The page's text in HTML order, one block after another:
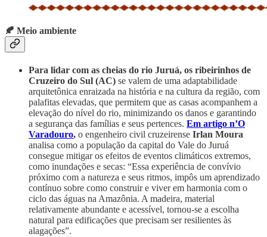
🍂 Meio ambiente
Para lidar com as cheias do rio Juruá, os ribeirinhos de
Cruzeiro do Sul (AC) se valem de uma adaptabilidade
arquitetônica enraizada na história e na cultura da região, com
palafitas elevadas, que permitem que as casas acompanhem a
elevação do nível do rio, minimizando os danos e garantindo
a segurança das famílias e seus pertences. Em artigo n’O
Varadouro, o engenheiro civil cruzeirense Irlan Moura
analisa como a população da capital do Vale do Juruá
consegue mitigar os efeitos de eventos climáticos extremos,
como inundações e secas: “Essa experiência de convívio
próximo com a natureza e seus ritmos, impôs um aprendizado
contínuo sobre como construir e viver em harmonia com o
ciclo das águas na Amazônia. A madeira, material
relativamente abundante e acessível, tornou-se a escolha
natural para edificações que precisam ser resilientes às
alagações”.